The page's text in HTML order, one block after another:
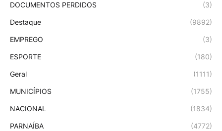
DOCUMENTOS PERDIDOS (3)
Destaque (9892)
EMPREGO (3)
ESPORTE (180)
Geral (1111)
MUNICÍPIOS (1755)
NACIONAL (1834)
PARNAÍBA (4772)